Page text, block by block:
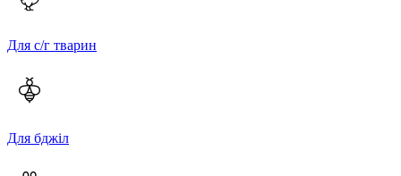
Для с/г тварин
Для бджіл